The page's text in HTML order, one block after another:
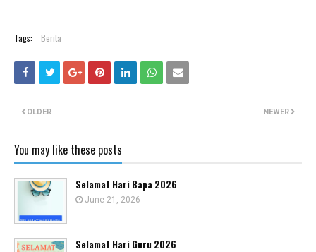
Tags: Berita
NEWER
OLDER
You may like these posts
Selamat Hari Bapa 2026
June 21, 2026
Selamat Hari Guru 2026